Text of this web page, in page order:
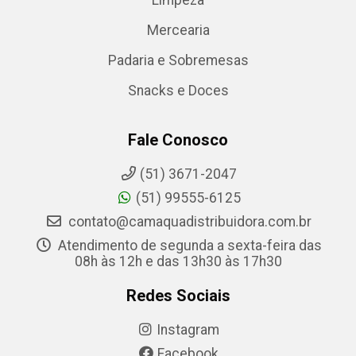
Mercearia
Padaria e Sobremesas
Snacks e Doces
Fale Conosco
(51) 3671-2047
(51) 99555-6125
contato@camaquadistribuidora.com.br
Atendimento de segunda a sexta-feira das
08h às 12h e das 13h30 às 17h30
Redes Sociais
Instagram